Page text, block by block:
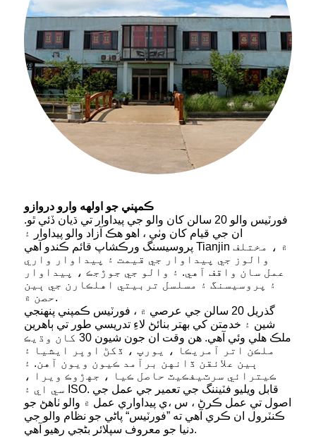
ڪمپني جو اولهه وارو دروازو
فورٽيس والو 20 سالن کان والو جي پيداوار تي ڌيان ڏئي ٿو.
ان جي قيام کان وٺي ، اهو هڪ آزاد والو پيداوار ۽
پروسيسنگ ورڪشاپ قائم ڪندو آهي Tianjin ۾ ، مختلف
والوز جي پيداوار جي قيمت ۽ پيداوار واري
عمل سان واقف آهي. ۽ والو جي جوڙجڪ ، پيداوار
۽ پروسيسنگ ۽ مسلسل تربيتي اهلڪارن جي ٻين
حصن ۾.
گذريل 20 سالن جي عرصي ۾ ، فورٽيس ڪمپني پنهنجي
شين ۽ خدمتن کي بهتر بنائڻ لاءِ تدريسي طور تي ٻاهرين
ملڪ هلي وئي آهي. هن وقت ان جون شيون 30 کان وڌيڪ
ملڪن اتر آمريڪا ، يورپ ، ڏکڻ اوڀر ايشيا ۽
ٻين علائقن ڏانهن برآمد ڪيون ويون آهن. ۽
ڪيترائي سرٽيفڪيٽ حاصل ڪيا ، جهڙوڪ ويرا ،
سي اي ۽ ISO. قابل ويليو فٽيننگ جي تعمير جي عمل جي
اصول تي عمل ڪرڻ ، س ،ي پيداواري عمل ۾ والو ٺاهڻ جو
ڪنٽرول ان ڪري آهي ته ”فورٽيس“ پاڻي جو نظام والو جي
دنيا جو معروف سپلائر بڻجي رهيو آهي.